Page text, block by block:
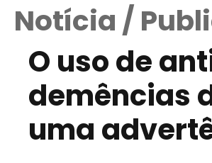
Notícia /
O uso de
demências
uma